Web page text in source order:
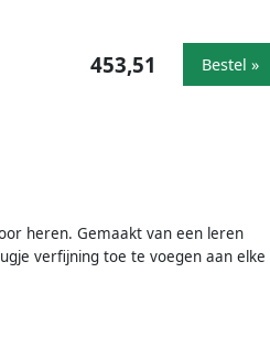
453,51 Bestel »
heren. Gemaakt van een leren
verfijning toe te voegen aan elke